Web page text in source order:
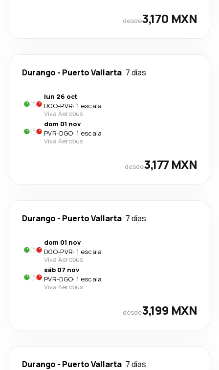
desde3,170 MXN
Durango - Puerto Vallarta 7 días
lun 26 oct
DGO-PVR· 1 escala
Viva Aerobus
dom 01 nov
PVR-DGO· 1 escala
Viva Aerobus
desde3,177 MXN
Durango - Puerto Vallarta 7 días
dom 01 nov
DGO-PVR· 1 escala
Viva Aerobus
sáb 07 nov
PVR-DGO· 1 escala
Viva Aerobus
desde3,199 MXN
Durango - Puerto Vallarta 7 días